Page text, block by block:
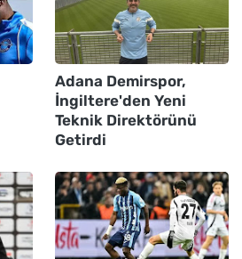
Adana Demirspor,
İngiltere'den Yeni
Teknik Direktörünü
Getirdi